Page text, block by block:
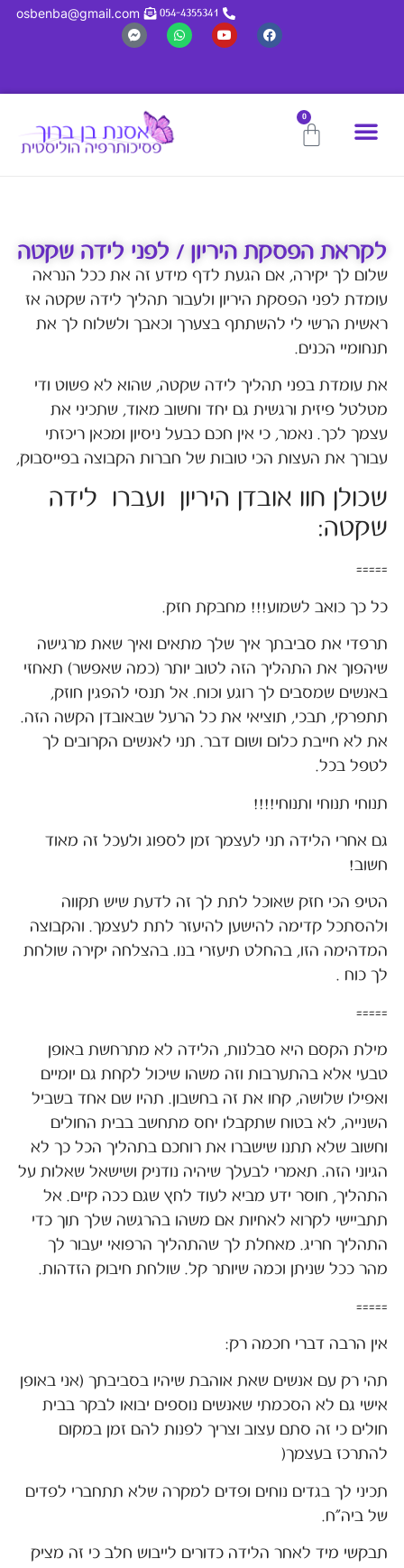
054-4355341
osbenba@gmail.com
0
לקראת הפסקת היריון / לפני לידה שקטה
שלום לך יקירה, אם הגעת לדף מידע זה את ככל הנראה
עומדת לפני הפסקת היריון ולעבור תהליך לידה שקטה אז
ראשית הרשי לי להשתתף בצערך וכאבך ולשלוח לך את
תנחומיי הכנים.
את עומדת בפני תהליך לידה שקטה, שהוא לא פשוט ודי
מטלטל פיזית ורגשית גם יחד וחשוב מאוד, שתכיני את
עצמך לכך. נאמר, כי אין חכם כבעל ניסיון ומכאן ריכזתי
עבורך את העצות הכי טובות של חברות הקבוצה בפייסבוק,
שכולן חוו אובדן היריון ועברו לידה
שקטה:
=====
כל כך כואב לשמוע!!! מחבקת חזק.
תרפדי את סביבתך איך שלך מתאים ואיך שאת מרגישה
שיהפוך את התהליך הזה לטוב יותר (כמה שאפשר) תאחזי
באנשים שמסבים לך רוגע וכוח. אל תנסי להפגין חוזק,
תתפרקי, תבכי, תוציאי את כל הרעל שבאובדן הקשה הזה.
את לא חייבת כלום ושום דבר. תני לאנשים הקרובים לך
לטפל בכל.
תנוחי תנוחי ותנוחי!!!!
גם אחרי הלידה תני לעצמך זמן לספוג ולעכל זה מאוד
חשוב!
הטיפ הכי חזק שאוכל לתת לך זה לדעת שיש תקווה
ולהסתכל קדימה להישען להיעזר לתת לעצמך. והקבוצה
המדהימה הזו, בהחלט תיעזרי בנו. בהצלחה יקירה שולחת
לך כוח .
=====
מילת הקסם היא סבלנות, הלידה לא מתרחשת באופן
טבעי אלא בהתערבות וזה משהו שיכול לקחת גם יומיים
ואפילו שלושה, קחו את זה בחשבון. תהיו שם אחד בשביל
השנייה, לא בטוח שתקבלו יחס מתחשב בבית החולים
וחשוב שלא תתנו שישברו את רוחכם בתהליך הכל כך לא
הגיוני הזה. תאמרי לבעלך שיהיה נודניק ושישאל שאלות על
התהליך, חוסר ידע מביא לעוד לחץ שגם ככה קיים. אל
תתביישי לקרוא לאחיות אם משהו בהרגשה שלך תוך כדי
התהליך חריג. מאחלת לך שהתהליך הרפואי יעבור לך
מהר ככל שניתן וכמה שיותר קל. שולחת חיבוק הזדהות.
=====
אין הרבה דברי חכמה רק:
תהי רק עם אנשים שאת אוהבת שיהיו בסביבתך (אני באופן
אישי גם לא הסכמתי שאנשים נוספים יבואו לבקר בבית
חולים כי זה סתם עצוב וצריך לפנות להם זמן במקום
להתרכז בעצמך(
תכיני לך בגדים נוחים ופדים למקרה שלא תתחברי לפדים
של ביה"ח.
תבקשי מיד לאחר הלידה כדורים לייבוש חלב כי זה מציק